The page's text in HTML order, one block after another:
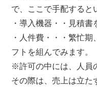
で、ここで手配すると
・導入機器・・見積書
・人件費・・・繁忙
フトを組んでみます。
※許可の中には、人員
その際は、売上は立た